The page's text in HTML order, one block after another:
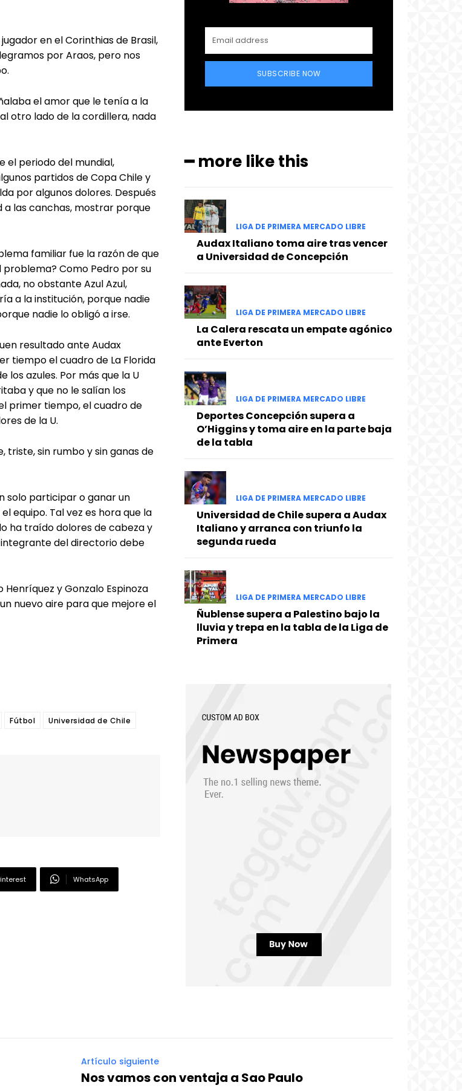
en el Corinthias de Brasil,
por Araos, pero nos
el amor que le tenía a la
otro lado de la cordillera, nada
el periodo del mundial,
partidos de Copa Chile y
por algunos dolores. Después
a las canchas, mostrar porque
familiar fue la razón de que
problema? Como Pedro por su
no obstante Azul Azul,
a la institución, porque nadie
nadie lo obligó a irse.
resultado ante Audax
tiempo el cuadro de La Florida
azules. Por más que la U
y que no le salían los
primer tiempo, el cuadro de
de la U.
triste, sin rumbo y sin ganas de
solo participar o ganar un
equipo. Tal vez es hora que la
ha traído dolores de cabeza y
integrante del directorio debe
y Gonzalo Espinoza
nuevo aire para que mejore el
Fútbol Universidad de Chile
WhatsApp
SUBSCRIBE NOW
━ more like this
LIGA DE PRIMERA MERCADO LIBRE
Audax Italiano toma aire tras vencer
a Universidad de Concepción
LIGA DE PRIMERA MERCADO LIBRE
La Calera rescata un empate agónico
ante Everton
LIGA DE PRIMERA MERCADO LIBRE
Deportes Concepción supera a
O’Higgins y toma aire en la parte baja
de la tabla
LIGA DE PRIMERA MERCADO LIBRE
Universidad de Chile supera a Audax
Italiano y arranca con triunfo la
segunda rueda
LIGA DE PRIMERA MERCADO LIBRE
Ñublense supera a Palestino bajo la
lluvia y trepa en la tabla de la Liga de
Primera
Artículo siguiente
Nos vamos con ventaja a Sao Paulo